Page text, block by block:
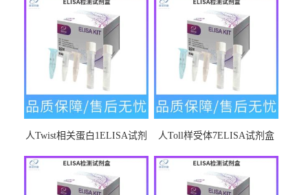
人Twist相关蛋白1ELISA试剂
人Toll样受体7ELISA试剂盒